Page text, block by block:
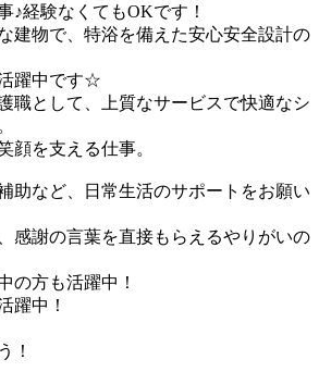
経験なくてもOKです！
建物で、特浴を備えた安心安全設計の
躍中です☆
職として、上質なサービスで快適なシ
顔を支える仕事。
助など、日常生活のサポートをお願い
感謝の言葉を直接もらえるやりがいの
の方も活躍中！
躍中！
！